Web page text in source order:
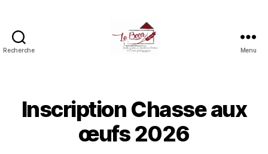
Recherche Menu
Inscription Chasse aux
œufs 2026